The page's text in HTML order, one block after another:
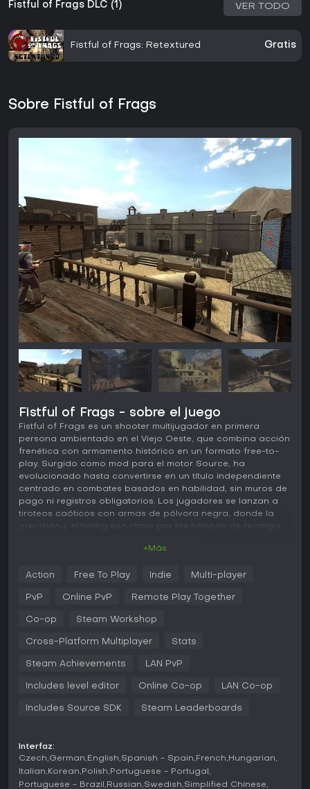
Fistful of Frags DLC (1) VER TODO
Fistful of Frags: Retextured Gratis
Sobre Fistful of Frags
Fistful of Frags - sobre el juego
Fistful of Frags es un shooter multijugador en primera
persona ambientado en el Viejo Oeste, que combina acción
frenética con armamento histórico en un formato free-to-
play. Surgido como mod para el motor Source, ha
evolucionado hasta convertirse en un título independiente
centrado en combates basados en habilidad, sin muros de
pago ni registros obligatorios. Los jugadores se lanzan a
tiroteos caóticos con armas de pólvora negra, donde la
precisión y el timing son clave por los tiempos de recarga
El núcleo del juego gira en torno a intensos tiroteos en
pueblos polvorientos y paisajes agrestes, donde cada
Armas como la Colt Peacemaker, Smith & Wesson Schofield
mecánicas de pólvora negra que aportan realismo
sistema de doble empuñadura, con reticula dinámica para
mejorar la puntería y opciones para voltear o lanzar
pistolas como ataques improvisados. El sistema de
puntuación premia muertes precisas e invita a dominar
que potencian habilidades, mientras que los bots ofrecen
práctica offline para afinar destrezas antes de saltar a
partidas online.
+Más
Action Free To Play Indie Multi-player
PvP Online PvP Remote Play Together
Co-op Steam Workshop
Cross-Platform Multiplayer Stats
Steam Achievements LAN PvP
Includes level editor Online Co-op LAN Co-op
Includes Source SDK Steam Leaderboards
Interfaz:
Czech German English Spanish - Spain French Hungarian
Italian Korean Polish Portuguese - Portugal
Portuguese - Brazil
Russian Swedish Simplified Chinese